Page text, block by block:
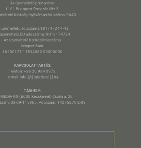
Az üzemeltető postacíme:
1101 Budapest Pongrác köz 5.
bírósági nyilvántartási száma: 9640
üzemeltető adószáma:18174724-1-42
EU adószáma: HU18174724
Az üzemeltető bankszámlaszáma:
Magnet Bank
16200175-11534062-00000000
KAPCSOLATTARTÁS:
Telefon: +36 20 934 0972,
e-mail: info [@] spiritusz [.] hu
TÁRHELY:
MÉDIA Kft (6000 Kecskemét, Csóka u. 26.
03-09-115965. Adószám: 14275270-2-03